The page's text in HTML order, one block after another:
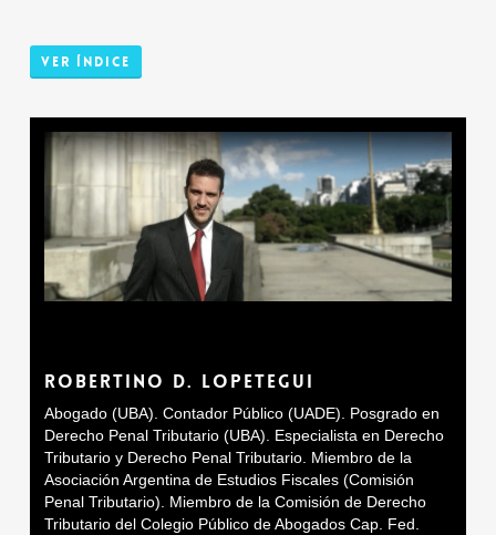
Ver Índice
ROBERTINO D. LOPETEGUI
Abogado (UBA). Contador Público (UADE). Posgrado en
Derecho Penal Tributario (UBA). Especialista en Derecho
Tributario y Derecho Penal Tributario. Miembro de la
Asociación Argentina de Estudios Fiscales (Comisión
Penal Tributario). Miembro de la Comisión de Derecho
Tributario del Colegio Público de Abogados Cap. Fed.